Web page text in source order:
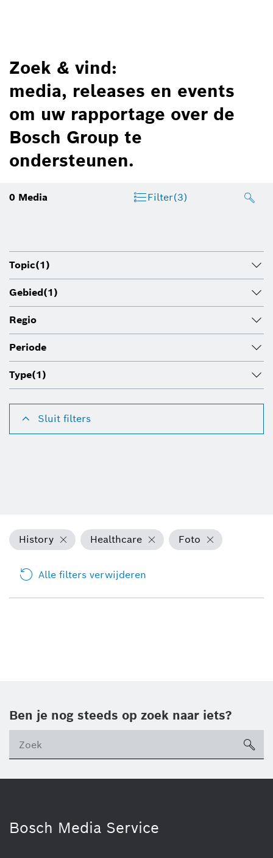
Zoek & vind:
media, releases en events
om uw rapportage over de
Bosch Group te
ondersteunen.
0 Media Filter(3)
Topic(1)
Gebied(1)
Regio
Periode
Type(1)
Sluit filters
History Healthcare Foto
Alle filters verwijderen
Ben je nog steeds op zoek naar iets?
Bosch Media Service